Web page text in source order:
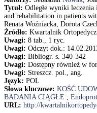
Tytuł: Odległe wyniki leczenia
and rehabilitation in patients
Renata Woźniacka, Dorota
Źródło: Kwartalnik
Uwagi: 8 tab., 1 ryc.
Uwagi: Odczyt dok.:
Uwagi: Bibliogr. s. 340-342
Uwagi: Dostępny również w
Uwagi: Streszcz. pol., ang.
Język: POL
Słowa kluczowe: KOŚĆ
BADANIA CIĄGŁE ;
URL: http://